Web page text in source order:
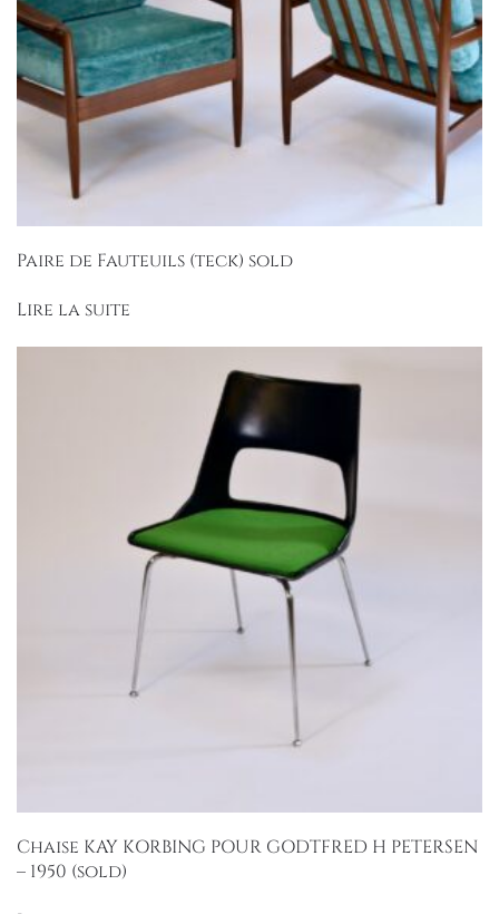
Paire de Fauteuils (teck) sold
Lire la suite
Chaise KAY KORBING POUR GODTFRED H PETERSEN
– 1950 (sold)